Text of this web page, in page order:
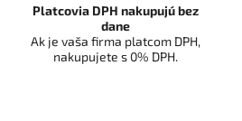
Platcovia DPH nakupujú bez
dane
Ak je vaša firma platcom DPH,
nakupujete s 0% DPH.